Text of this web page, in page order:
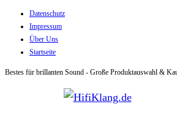
Zum
Inhalt
springen
Datenschutz
Impressum
Über Uns
Startseite
Bestes für brillanten Sound - Große Produktauswahl &